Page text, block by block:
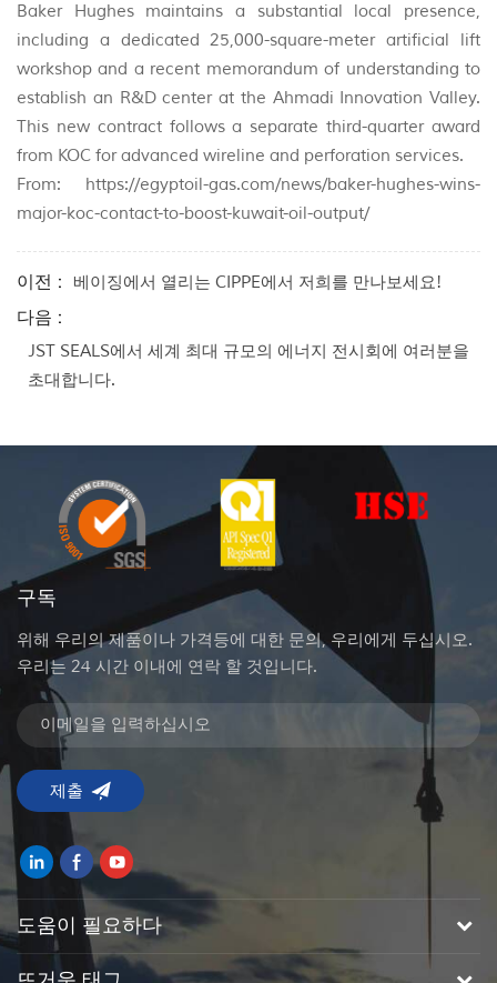
Baker Hughes maintains a substantial local presence,
including a dedicated 25,000-square-meter artificial lift
workshop and a recent memorandum of understanding to
establish an R&D center at the Ahmadi Innovation Valley.
This new contract follows a separate third-quarter award
from KOC for advanced wireline and perforation services.
From: https://egyptoil-gas.com/news/baker-hughes-wins-
major-koc-contact-to-boost-kuwait-oil-output/
이전 : 베이징에서 열리는 CIPPE에서 저희를 만나보세요!
다음 :
JST SEALS에서 세계 최대 규모의 에너지 전시회에 여러분을
초대합니다.
구독
위해 우리의 제품이나 가격등에 대한 문의, 우리에게 두십시오.
우리는 24 시간 이내에 연락 할 것입니다.
도움이 필요하다